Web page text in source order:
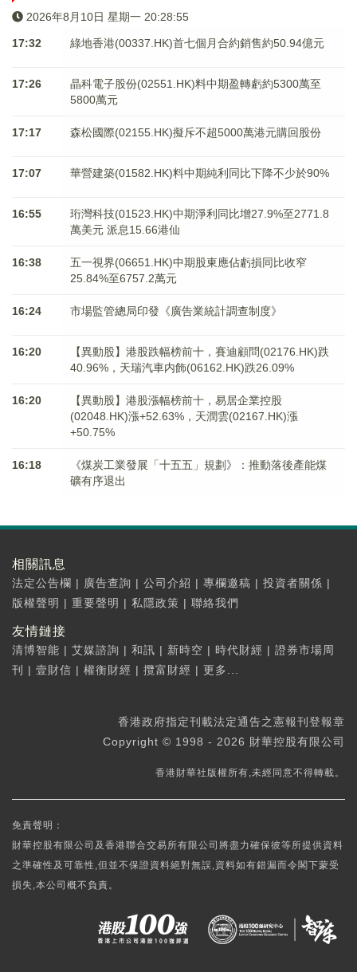
2026年8月10日 星期一 20:28:55
17:32 綠地香港(00337.HK)首七個月合約銷售約50.94億元
17:26
晶科電子股份(02551.HK)料中期盈轉虧約5300萬至
5800萬元
17:17 森松國際(02155.HK)擬斥不超5000萬港元購回股份
17:07 華營建築(01582.HK)料中期純利同比下降不少於90%
16:55
珩灣科技(01523.HK)中期淨利同比增27.9%至2771.8
萬美元 派息15.66港仙
16:38
五一視界(06651.HK)中期股東應佔虧損同比收窄
25.84%至6757.2萬元
16:24 市場監管總局印發《廣告業統計調查制度》
16:20
【異動股】港股跌幅榜前十，賽迪顧問(02176.HK)跌
40.96%，天瑞汽車内飾(06162.HK)跌26.09%
16:20
【異動股】港股漲幅榜前十，易居企業控股
(02048.HK)漲+52.63%，天潤雲(02167.HK)漲
+50.75%
16:18
《煤炭工業發展「十五五」規劃》：推動落後產能煤
礦有序退出
相關訊息
法定公告欄 | 廣告查詢 | 公司介紹 | 專欄邀稿 | 投資者關係 |
版權聲明 | 重要聲明 | 私隱政策 | 聯絡我們
友情鏈接
清博智能 | 艾媒諮詢 | 和訊 | 新時空 | 時代財經 | 證券市場周
刊
| 壹財信 | 權衡財經 | 攬富財經 | 更多...
香港政府指定刊載法定通告之憲報刊登報章
Copyright © 1998 - 2026 財華控股有限公司
香港財華社版權所有,未經同意不得轉載。
免責聲明：
財華控股有限公司及香港聯合交易所有限公司將盡力確保彼等所提供資料
之準確性及可靠性,但並不保證資料絕對無誤,資料如有錯漏而令閣下蒙受
損失,本公司概不負責。